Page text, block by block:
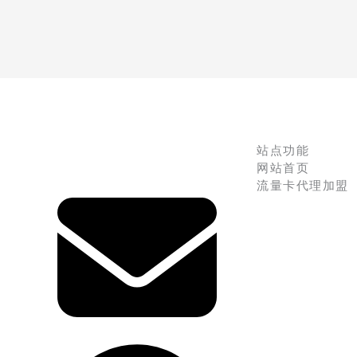
站点功能
网站首页
流量卡代理加盟